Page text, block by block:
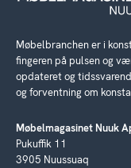
Møbelbranchen er i
fingeren på pulsen og
opdateret og
og forventning om
Møbelmagasinet Nuuk
Pukuffik 11
3905 Nuussuaq